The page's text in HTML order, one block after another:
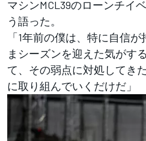
マシンMCL39のローンチイ
う語った。
「1年前の僕は、特に自信
まシーズンを迎えた気がす
て、その弱点に対処してき
に取り組んでいくだけだ」